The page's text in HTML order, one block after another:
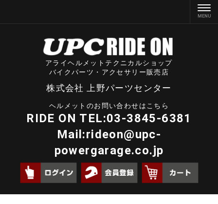
アライヘルメットテクニカルショップ
バイクパーツ・アクセサリー販売店
株式会社 上野パーツセンター
ヘルメットのお問い合わせはこちら
RIDE ON TEL:03-3845-6381
Mail:rideon@upc-
powergarage.co.jp